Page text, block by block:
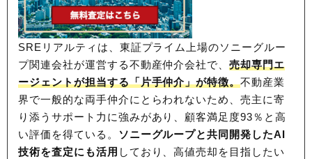
SREリアルティは、東証プライム上場のソニーグルー
プ関連会社が運営する不動産仲介会社で、売却専門エ
ージェントが担当する「片手仲介」が特徴。不動産業
界で一般的な両手仲介にとらわれないため、売主に寄
り添うサポート力に強みがあり、顧客満足度93％と高
い評価を得ている。 ソニーグループと共同開発したAI
技術を査定にも活用 しており、高値売却を目指したい